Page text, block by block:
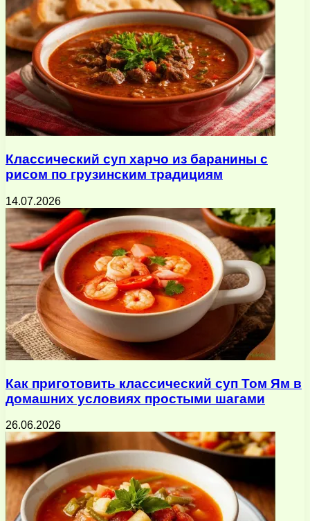
Классический суп харчо из баранины с
рисом по грузинским традициям
14.07.2026
Как приготовить классический суп Том Ям в
домашних условиях простыми шагами
26.06.2026